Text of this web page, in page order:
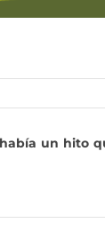
un hito